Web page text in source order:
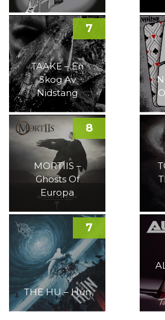
TAAKE – En
Skog Av
Nidstang
7
MORTIIS –
Ghosts Of
Europa
8
THE HU – Hun
7